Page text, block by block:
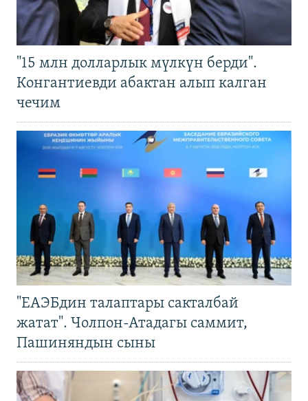
"15 млн долларлык мүлкүн берди".
Конгантиевди абактан алып калган
чечим
"ЕАЭБдин талаптары сакталбай
жатат". Чолпон-Атадагы саммит,
Пашиняндын сыны